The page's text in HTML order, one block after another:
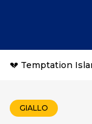
💔 Temptation
GIALLO